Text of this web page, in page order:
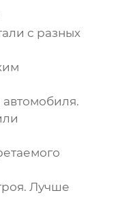
с разных
Лучше